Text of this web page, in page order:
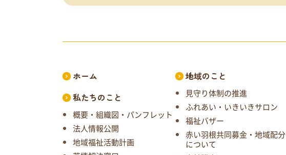
ホーム
私たちのこと
概要・組織図・パンフレット
法人情報公開
地域福祉活動計画
地域のこと
見守り体制の推進
ふれあい・いきいきサロン
福祉バザー
赤い羽根共同募金・地域配分
について